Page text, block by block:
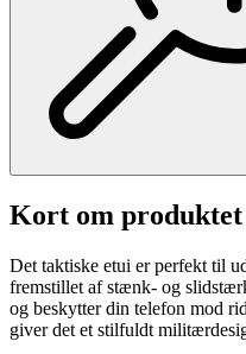
Kort om produktet
Det taktiske etui er perfekt til
fremstillet af stænk- og
og beskytter din telefon mod
giver det et stilfuldt